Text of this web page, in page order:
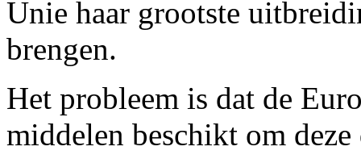
Unie haar grootste
brengen.
Het probleem is dat de
middelen beschikt om